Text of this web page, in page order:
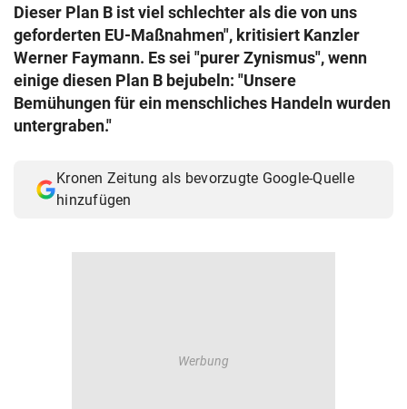
© Krone Multimedia GmbH & Co KG 2026
Muthgasse 2, 1190 Wien
Dieser Plan B ist viel schlechter als die von uns
geforderten EU-Maßnahmen", kritisiert Kanzler
Werner Faymann. Es sei "purer Zynismus", wenn
einige diesen Plan B bejubeln: "Unsere
Bemühungen für ein menschliches Handeln wurden
untergraben."
Kronen Zeitung als bevorzugte Google-Quelle
hinzufügen